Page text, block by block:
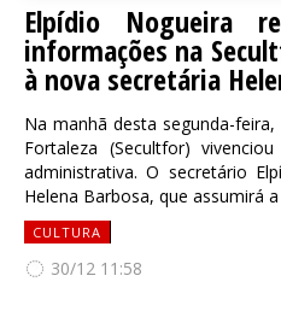
Elpídio Nogueira
informações na
à nova secretária
Na manhã desta segunda-
Fortaleza (Secultfor)
administrativa. O secretário
Helena Barbosa, que assumirá
CULTURA
30/12 11:58